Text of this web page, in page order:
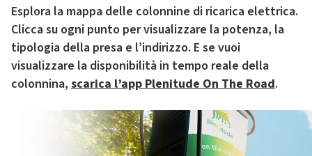
Esplora la mappa delle colonnine di ricarica elettrica.
Clicca su ogni punto per visualizzare la potenza, la
tipologia della presa e l’indirizzo. E se vuoi
visualizzare la disponibilità in tempo reale della
colonnina, scarica l’app Plenitude On The Road.